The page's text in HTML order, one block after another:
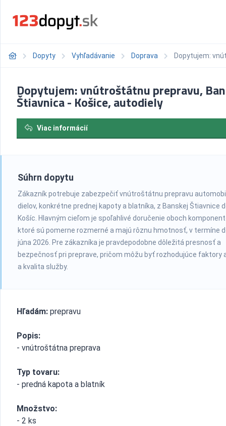
Dopyty Vyhľadávanie Doprava Dopytujem:
Dopytujem: vnútroštátnu prepravu,
Štiavnica - Košice, autodiely
Viac informácií
Súhrn dopytu
Zákazník potrebuje zabezpečiť vnútroštátnu prepravu
dielov, konkrétne prednej kapoty a blatníka, z Banskej Štiavnice
Košíc. Hlavným cieľom je spoľahlivé doručenie oboch
ktoré sú pomerne rozmerné a majú rôznu hmotnosť, v termíne
júna 2026. Pre zákazníka je pravdepodobne dôležitá presnosť a
bezpečnosť pri preprave, pričom môžu byť rozhodujúce faktory
a kvalita služby.
Hľadám: prepravu
Popis:
- vnútroštátna preprava
Typ tovaru:
- predná kapota a blatník
Množstvo:
- 2 ks